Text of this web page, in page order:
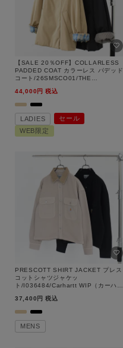
【SALE 20％OFF】COLLARLESS
PADDED COAT カラーレス パデッド
コート/26SMSCO01/THE
不可】
44,000 税込
LADIES
セール
WEB限定
PRESCOTT SHIRT JACKET プレス
コットシャツジャケッ
ト/I036484/Carhartt WIP（カーハー
37,400
税込
MENS